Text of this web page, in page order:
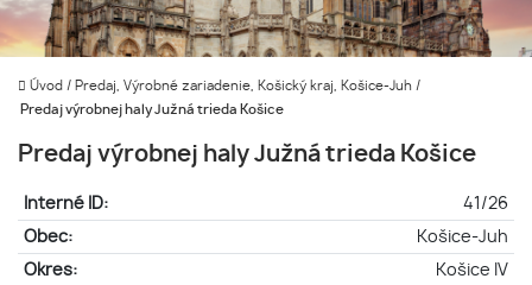
Úvod / Predaj, Výrobné zariadenie, Košický kraj, Košice-Juh /
Predaj výrobnej haly Južná trieda Košice
Predaj výrobnej haly Južná trieda Košice
Interné ID:
41/26
Obec:
Košice-Juh
Okres:
Košice IV